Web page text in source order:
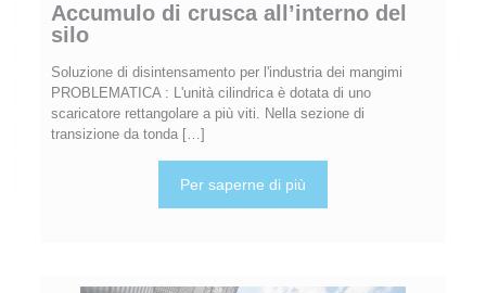
Accumulo di crusca all’interno del
silo
Soluzione di disintensamento per l'industria dei mangimi
PROBLEMATICA : L'unità cilindrica è dotata di uno
scaricatore rettangolare a più viti. Nella sezione di
transizione da tonda[…]
Per saperne di più